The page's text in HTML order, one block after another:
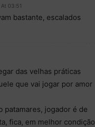
03:51
bastante, escalados
das velhas práticas
que vai jogar por amor
patamares, jogador é de
fica, em melhor condição